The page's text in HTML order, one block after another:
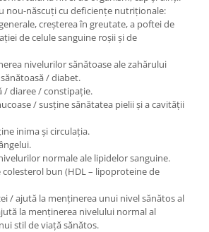
nou-născuţi cu deficienţe nutriţionale:
creşterea în greutate, a poftei de
de celule sanguine roşii şi de
nivelurilor sănătoase ale zahărului
/ diabet.
/ diaree / constipație.
/ susține sănătatea pielii și a cavității
inima și circulația.
normale ale lipidelor sanguine.
bun (HDL – lipoproteine de
/ ajută la menținerea unui nivel sănătos al
la menținerea nivelului normal al
stil de viață sănătos.